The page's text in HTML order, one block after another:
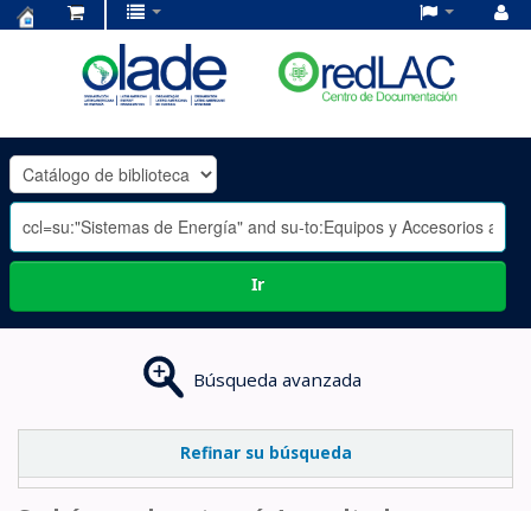
OLADE
-
Ir
Búsqueda avanzada
Refinar su búsqueda